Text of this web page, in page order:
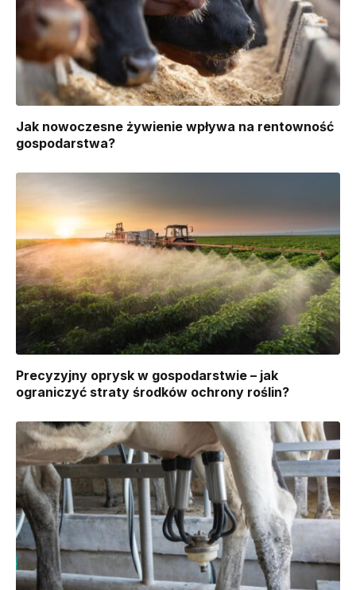
Jak nowoczesne żywienie wpływa na rentowność
gospodarstwa?
Precyzyjny oprysk w gospodarstwie – jak
ograniczyć straty środków ochrony roślin?